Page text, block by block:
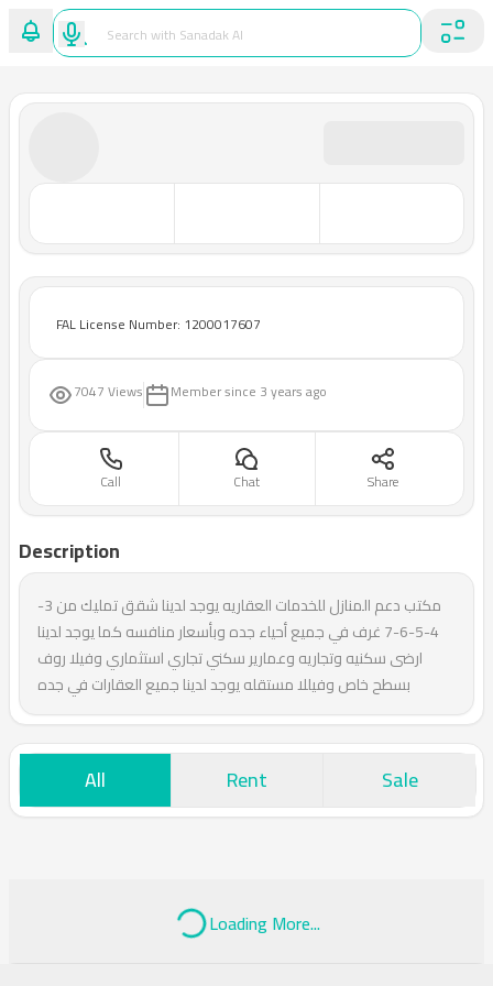
FAL License Number: 1200017607
7047 Views Member since 3 years ago
Call Chat Share
Description
مكتب دعم المنازل للخدمات العقاريه يوجد لدينا شقق تمليك من 3-
4-5-6-7 غرف في جميع أحياء جده وبأسعار منافسه كما يوجد لدينا
ارضى سكنيه وتجاريه وعمارير سكني تجاري استثماري وفيلا روف
بسطح خاص وفيللا مستقله يوجد لدينا جميع العقارات في جده
All Rent Sale
Loading More...